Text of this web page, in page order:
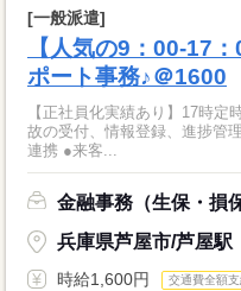
[一般派遣]
【人気の9：00-17
ポート事務♪＠1600
【正社員化実績あり】17時定
故の受付、情報登録、進捗管
連携 ●来客...
金融事務（生保・損
兵庫県芦屋市/芦屋駅
時給1,600円 交通費全額